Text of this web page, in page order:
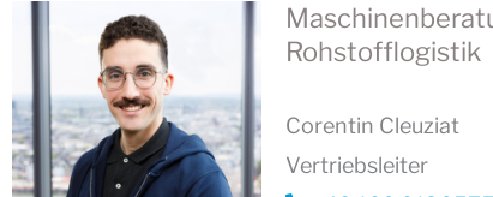
Rohstofflogistik
Corentin Cleuziat
Vertriebsleiter